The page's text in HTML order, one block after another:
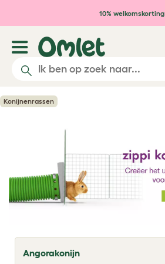
Ga naar de hoofdinhoud
10% welkomskorting
Konijnenrassen
Angorakonijn
T